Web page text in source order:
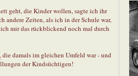
geht, die Kinder wollen, sagte ich ihr
andere Zeiten, als ich in der Schule war,
mir das rückblickend noch mal durch
die damals im gleichen Umfeld war - und
der Kindsüchtigen!